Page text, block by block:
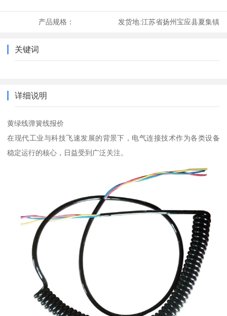
产品规格： 发货地:江苏省扬州宝应县夏集镇
关键词
详细说明
黄绿线弹簧线报价
在现代工业与科技飞速发展的背景下，电气连接技术作为各类设备
稳定运行的核心，日益受到广泛关注。